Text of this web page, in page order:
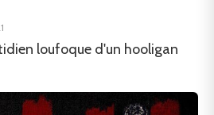
loufoque d'un hooligan